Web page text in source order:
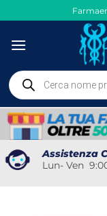
ai
contenuti
Ricerca
prodotti
Assistenza
Lun- Ven